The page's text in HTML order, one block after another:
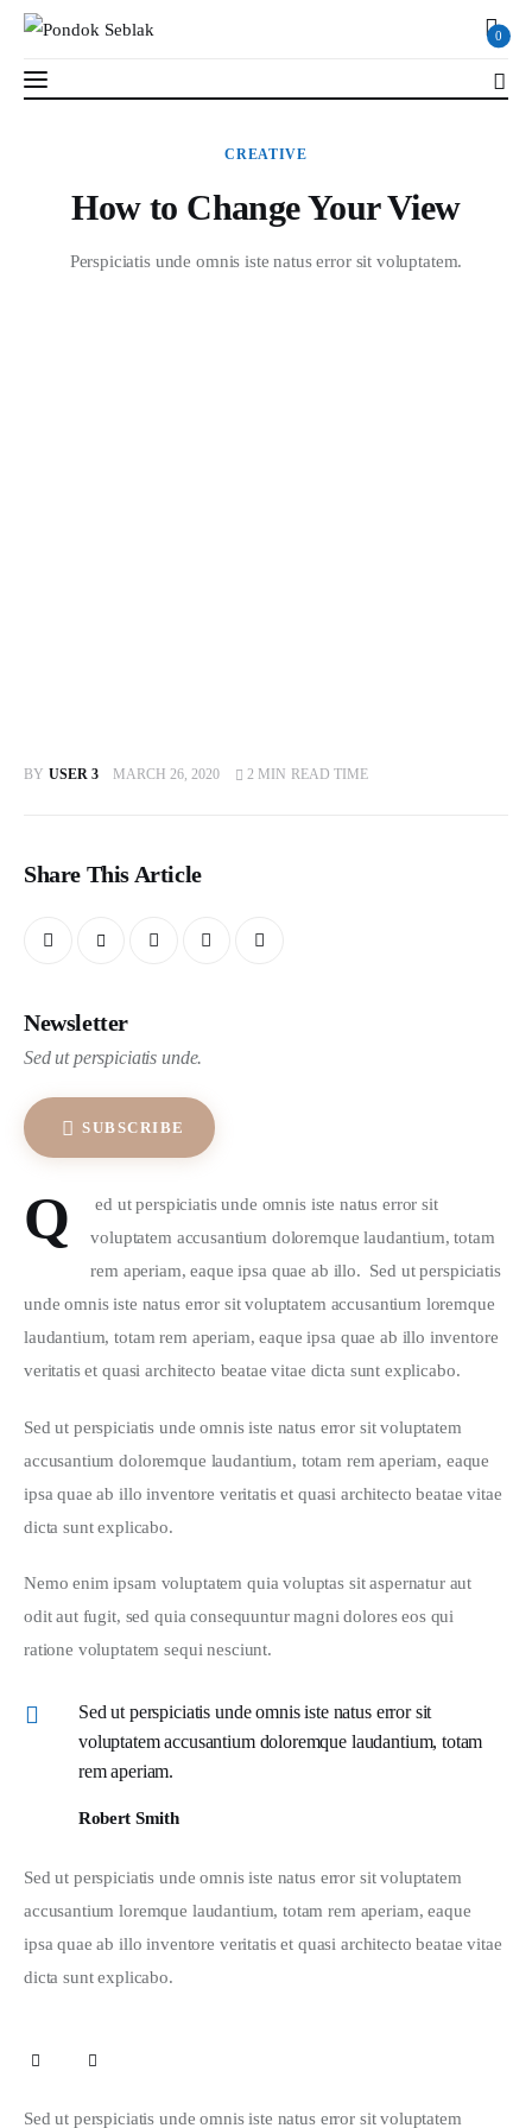
0
SHARE POST
CREATIVE
How to Change Your View
Perspiciatis unde omnis iste natus error sit voluptatem.
BY USER 3 MARCH 26, 2020 2 MIN READ TIME
Share This Article
Newsletter
Sed ut perspiciatis unde.
SUBSCRIBE
Q
ed ut perspiciatis unde omnis iste natus error sit
voluptatem accusantium doloremque laudantium, totam
rem aperiam, eaque ipsa quae ab illo.  Sed ut perspiciatis
unde omnis iste natus error sit voluptatem accusantium loremque
laudantium, totam rem aperiam, eaque ipsa quae ab illo inventore
veritatis et quasi architecto beatae vitae dicta sunt explicabo.
Sed ut perspiciatis unde omnis iste natus error sit voluptatem
accusantium doloremque laudantium, totam rem aperiam, eaque
ipsa quae ab illo inventore veritatis et quasi architecto beatae vitae
dicta sunt explicabo.
Nemo enim ipsam voluptatem quia voluptas sit aspernatur aut
odit aut fugit, sed quia consequuntur magni dolores eos qui
ratione voluptatem sequi nesciunt.
Sed ut perspiciatis unde omnis iste natus error sit
voluptatem accusantium doloremque laudantium, totam
rem aperiam.
Robert Smith
Sed ut perspiciatis unde omnis iste natus error sit voluptatem
accusantium loremque laudantium, totam rem aperiam, eaque
ipsa quae ab illo inventore veritatis et quasi architecto beatae vitae
dicta sunt explicabo.
Sed ut perspiciatis unde omnis iste natus error sit voluptatem